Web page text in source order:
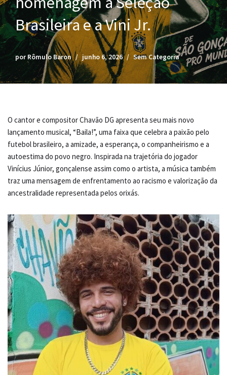
Brasileira e a Vini Jr.
por Rômulo Baron junho 6, 2026 Sem Categoria
O cantor e compositor Chavão DG apresenta seu mais novo
lançamento musical, “Baila!”, uma faixa que celebra a paixão pelo
futebol brasileiro, a amizade, a esperança, o companheirismo e a
autoestima do povo negro. Inspirada na trajetória do jogador
Vinícius Júnior, gonçalense assim como o artista, a música também
traz uma mensagem de enfrentamento ao racismo e valorização da
ancestralidade representada pelos orixás.